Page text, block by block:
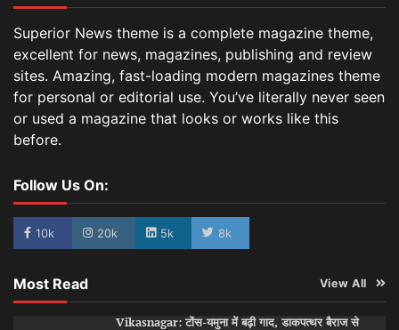
Superior News theme is a complete magazine theme,
excellent for news, magazines, publishing and review
sites. Amazing, fast-loading modern magazines theme
for personal or editorial use. You’ve literally never seen
or used a magazine that looks or works like this
before.
Follow Us On:
10k 20k 5k 8k
Most Read View All
Vikasnagar: टोंस-यमुना में बढ़ी गाद, डाकपत्थर बैराज से